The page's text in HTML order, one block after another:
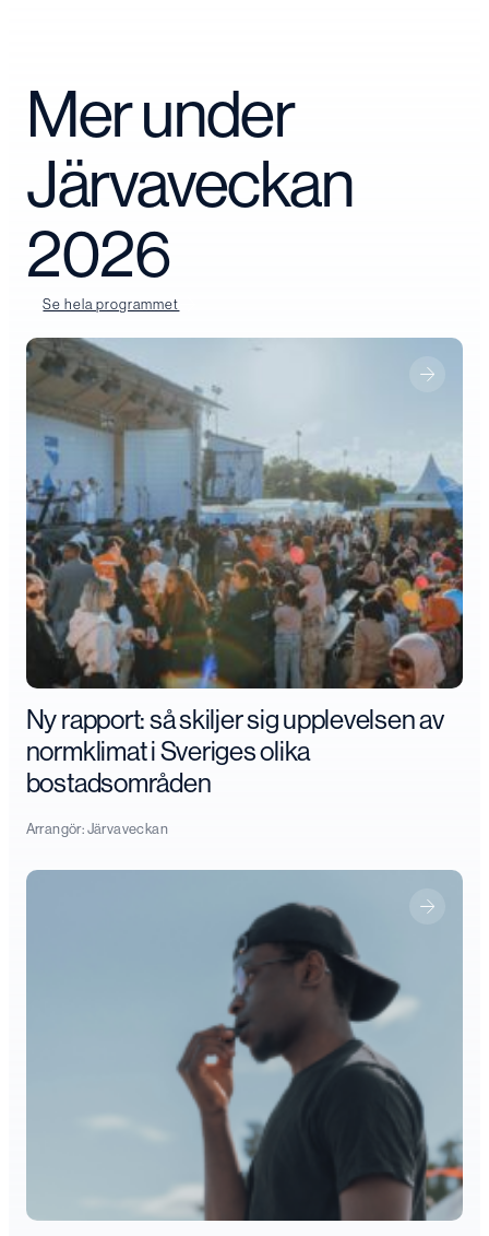
Mer under
Järvaveckan
2026
Se hela programmet
Ny rapport: så skiljer sig upplevelsen av
normklimat i Sveriges olika
bostadsområden
Arrangör:Järvaveckan